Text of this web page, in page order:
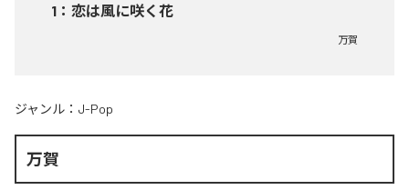
1 ： 恋は風に咲く花
万賀
ジャンル： J-Pop
万賀